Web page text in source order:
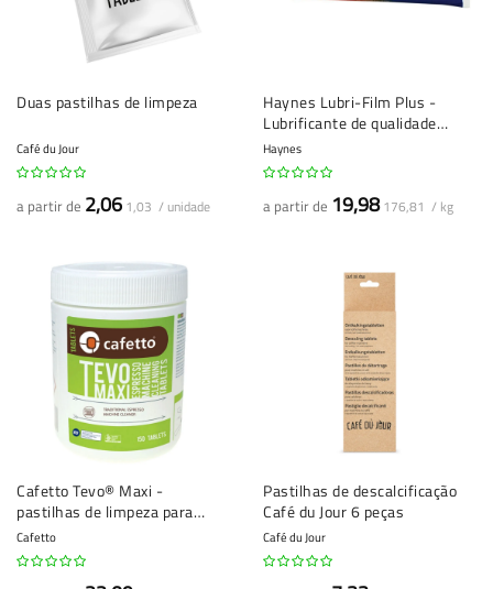
Duas pastilhas de limpeza
Café du Jour
a partir de 2,06 1,03 / unidade
Haynes Lubri-Film Plus -
Lubrificante de qualidade
alimentar - 113 gramas
Haynes
a partir de 19,98 176,81 / kg
Cafetto Tevo® Maxi -
pastilhas de limpeza para
máquinas de café (2,5 g) - 150
unidades
Cafetto
Pastilhas de descalcificação
Café du Jour 6 peças
Café du Jour